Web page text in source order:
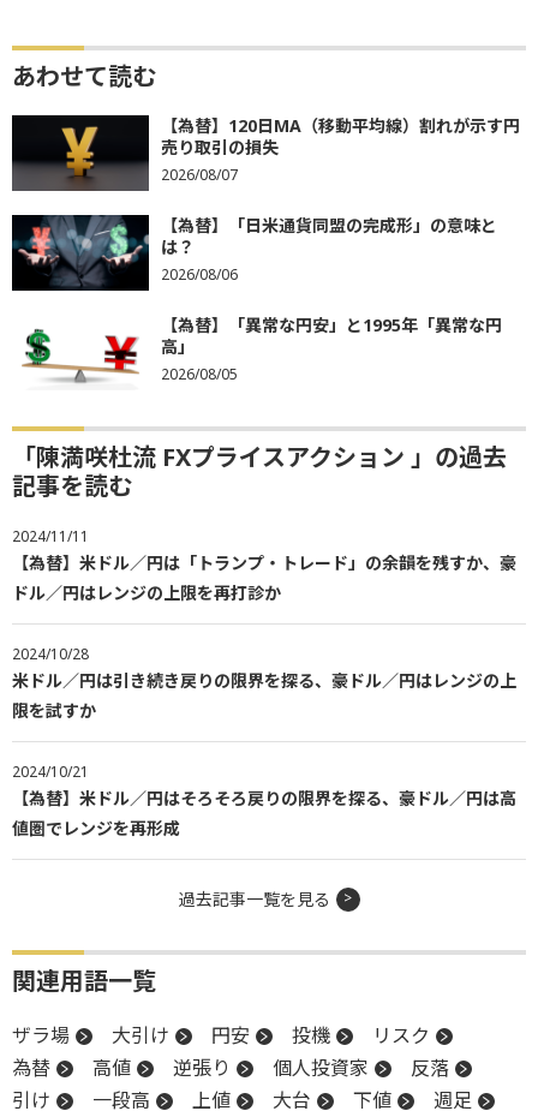
あわせて読む
【為替】120日MA（移動平均線）割れが示す円
売り取引の損失
2026/08/07
【為替】「日米通貨同盟の完成形」の意味と
は？
2026/08/06
【為替】「異常な円安」と1995年「異常な円
高」
2026/08/05
「陳満咲杜流 FXプライスアクション 」の過去
記事を読む
2024/11/11
【為替】米ドル／円は「トランプ・トレード」の余韻を残すか、豪
ドル／円はレンジの上限を再打診か
2024/10/28
米ドル／円は引き続き戻りの限界を探る、豪ドル／円はレンジの上
限を試すか
2024/10/21
【為替】米ドル／円はそろそろ戻りの限界を探る、豪ドル／円は高
値圏でレンジを再形成
過去記事一覧を見る
関連用語一覧
ザラ場 大引け 円安 投機
リスク
為替
高値 逆張り 個人投資家
反落
引け
一段高 上値 大台 下値
週足